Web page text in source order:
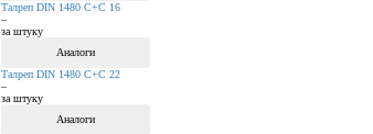
Талреп DIN 1480 С+С 16
–
за штуку
Аналоги
Талреп DIN 1480 С+С 22
–
за штуку
Аналоги